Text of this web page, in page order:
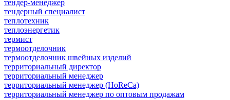
тендер-менеджер
тендерный специалист
теплотехник
теплоэнергетик
термист
термоотделочник
термоотделочник швейных изделий
территориальный директор
территориальный менеджер
территориальный менеджер (HoReCa)
территориальный менеджер по оптовым продажам